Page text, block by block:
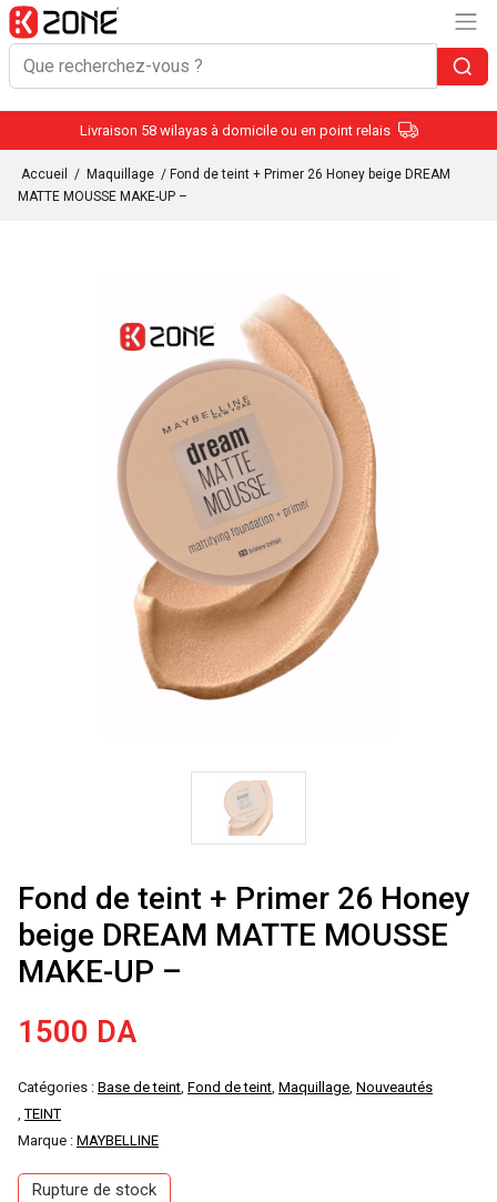
Livraison 58 wilayas à domicile ou en point relais
Accueil / Maquillage / Fond de teint + Primer 26 Honey beige DREAM
MATTE MOUSSE MAKE-UP –
Fond de teint + Primer 26 Honey
beige DREAM MATTE MOUSSE
MAKE-UP –
1500 DA
Catégories : Base de teint, Fond de teint, Maquillage, Nouveautés
,TEINT
Marque : MAYBELLINE
Rupture de stock